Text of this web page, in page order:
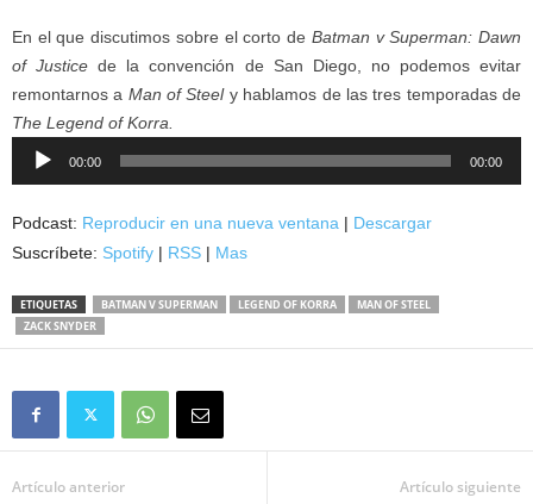
En el que discutimos sobre el corto de Batman v Superman: Dawn
of Justice de la convención de San Diego, no podemos evitar
remontarnos a Man of Steel y hablamos de las tres temporadas de
The Legend of Korra.
Reproductor
00:00 00:00
Podcast: Reproducir en una nueva ventana | Descargar
Suscríbete: Spotify | RSS | Mas
ETIQUETAS BATMAN V SUPERMAN LEGEND OF KORRA
MAN OF STEEL
ZACK SNYDER
Artículo anterior Artículo siguiente